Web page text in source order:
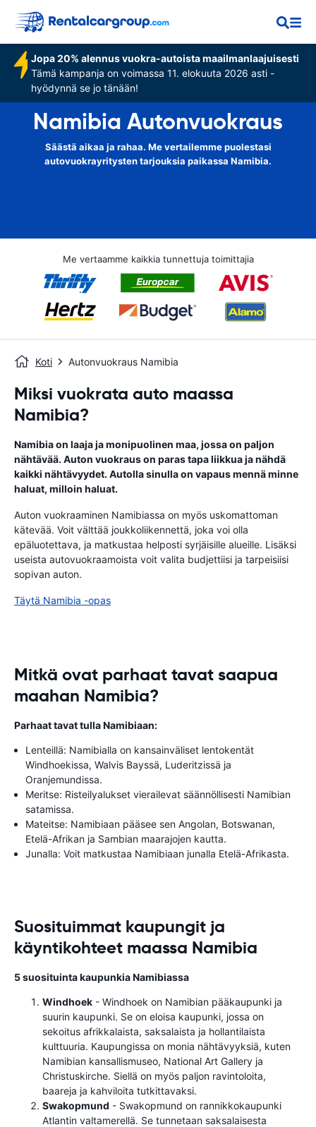
Jopa 20% alennus vuokra-autoista maailmanlaajuisesti
Tämä kampanja on voimassa 11. elokuuta 2026 asti -
hyödynnä se jo tänään!
Namibia Autonvuokraus
Säästä aikaa ja rahaa. Me vertailemme puolestasi
autovuokrayritysten tarjouksia paikassa Namibia.
Me vertaamme kaikkia tunnettuja toimittajia
Koti Autonvuokraus Namibia
Miksi vuokrata auto maassa
Namibia?
Namibia on laaja ja monipuolinen maa, jossa on paljon
nähtävää. Auton vuokraus on paras tapa liikkua ja nähdä
kaikki nähtävyydet. Autolla sinulla on vapaus mennä minne
haluat, milloin haluat.
Auton vuokraaminen Namibiassa on myös uskomattoman
kätevää. Voit välttää joukkoliikennettä, joka voi olla
epäluotettava, ja matkustaa helposti syrjäisille alueille. Lisäksi
useista autovuokraamoista voit valita budjettiisi ja tarpeisiisi
sopivan auton.
Täytä Namibia -opas
Mitkä ovat parhaat tavat saapua
maahan Namibia?
Parhaat tavat tulla Namibiaan:
Lenteillä: Namibialla on kansainväliset lentokentät
Windhoekissa, Walvis Bayssä, Luderitzissä ja
Oranjemundissa.
Meritse: Risteilyalukset vierailevat säännöllisesti Namibian
satamissa.
Mateitse: Namibiaan pääsee sen Angolan, Botswanan,
Etelä-Afrikan ja Sambian maarajojen kautta.
Junalla: Voit matkustaa Namibiaan junalla Etelä-Afrikasta.
Suosituimmat kaupungit ja
käyntikohteet maassa Namibia
5 suosituinta kaupunkia Namibiassa
Windhoek - Windhoek on Namibian pääkaupunki ja
suurin kaupunki. Se on eloisa kaupunki, jossa on
sekoitus afrikkalaista, saksalaista ja hollantilaista
kulttuuria. Kaupungissa on monia nähtävyyksiä, kuten
Namibian kansallismuseo, National Art Gallery ja
Christuskirche. Siellä on myös paljon ravintoloita,
baareja ja kahviloita tutkittavaksi.
Swakopmund - Swakopmund on rannikkokaupunki
Atlantin valtamerellä. Se tunnetaan saksalaisesta